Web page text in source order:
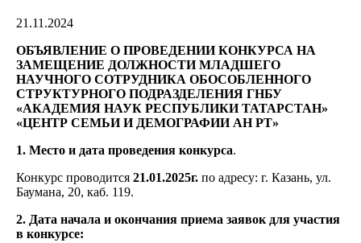
21.11.2024
ОБЪЯВЛЕНИЕ О ПРОВЕДЕНИИ КОНКУРСА НА
ЗАМЕЩЕНИЕ ДОЛЖНОСТИ МЛАДШЕГО
НАУЧНОГО СОТРУДНИКА ОБОСОБЛЕННОГО
СТРУКТУРНОГО ПОДРАЗДЕЛЕНИЯ ГНБУ
«АКАДЕМИЯ НАУК РЕСПУБЛИКИ ТАТАРСТАН»
«ЦЕНТР СЕМЬИ И ДЕМОГРАФИИ АН РТ»
1. Место и дата проведения конкурса.
Конкурс проводится 21.01.2025г. по адресу: г. Казань, ул.
Баумана, 20, каб. 119.
2. Дата начала и окончания приема заявок для участия
в конкурсе: